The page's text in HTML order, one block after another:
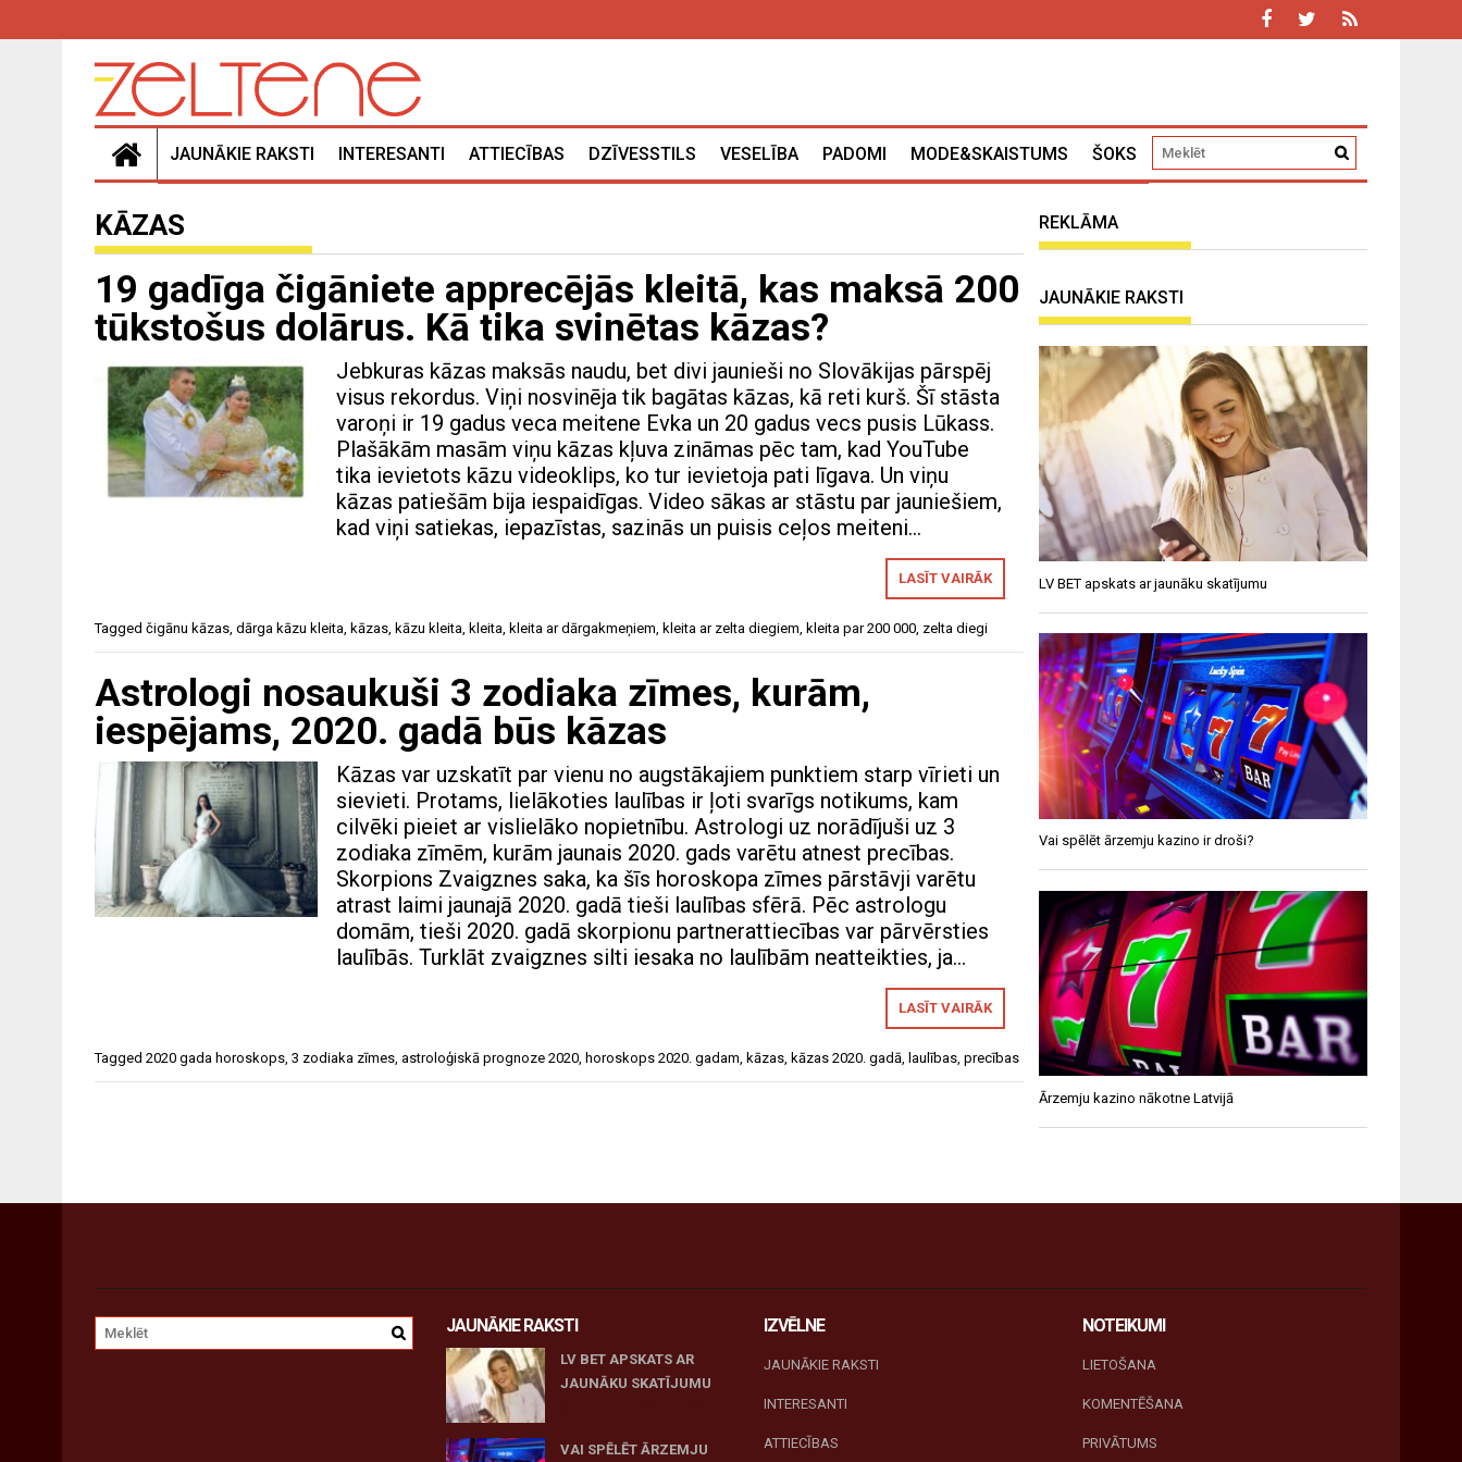
JAUNĀKIE RAKSTI INTERESANTI ATTIECĪBAS DZĪVESSTILS VESELĪBA PADOMI MODE&SKAISTUMS ŠOKS
KĀZAS
19 gadīga čigāniete apprecējās kleitā, kas maksā 200
tūkstošus dolārus. Kā tika svinētas kāzas?
Jebkuras kāzas maksās naudu, bet divi jaunieši no Slovākijas pārspēj
visus rekordus. Viņi nosvinēja tik bagātas kāzas, kā reti kurš. Šī stāsta
varoņi ir 19 gadus veca meitene Evka un 20 gadus vecs pusis Lūkass.
Plašākām masām viņu kāzas kļuva zināmas pēc tam, kad YouTube
tika ievietots kāzu videoklips, ko tur ievietoja pati līgava. Un viņu
kāzas patiešām bija iespaidīgas. Video sākas ar stāstu par jauniešiem,
kad viņi satiekas, iepazīstas, sazinās un puisis ceļos meiteni…
LASĪT VAIRĀK
Tagged čigānu kāzas, dārga kāzu kleita, kāzas, kāzu kleita, kleita, kleita ar dārgakmeņiem, kleita ar zelta diegiem, kleita par 200 000, zelta diegi
Astrologi nosaukuši 3 zodiaka zīmes, kurām,
iespējams, 2020. gadā būs kāzas
Kāzas var uzskatīt par vienu no augstākajiem punktiem starp vīrieti un
sievieti. Protams, lielākoties laulības ir ļoti svarīgs notikums, kam
cilvēki pieiet ar vislielāko nopietnību. Astrologi uz norādījuši uz 3
zodiaka zīmēm, kurām jaunais 2020. gads varētu atnest precības.
Skorpions Zvaigznes saka, ka šīs horoskopa zīmes pārstāvji varētu
atrast laimi jaunajā 2020. gadā tieši laulības sfērā. Pēc astrologu
domām, tieši 2020. gadā skorpionu partnerattiecības var pārvērsties
laulībās. Turklāt zvaigznes silti iesaka no laulībām neatteikties, ja…
LASĪT VAIRĀK
Tagged 2020 gada horoskops 3 zodiaka zīmes astroloģiskā prognoze 2020 horoskops 2020. gadam kāzas kāzas 2020. gadā laulības precības
REKLĀMA
JAUNĀKIE RAKSTI
LV BET apskats ar jaunāku skatījumu
Vai spēlēt ārzemju kazino ir droši?
Ārzemju kazino nākotne Latvijā
JAUNĀKIE RAKSTI
LV BET APSKATS AR
JAUNĀKU SKATĪJUMU
VAI SPĒLĒT ĀRZEMJU
IZVĒLNE
JAUNĀKIE RAKSTI
INTERESANTI
ATTIECĪBAS
NOTEIKUMI
LIETOŠANA
KOMENTĒŠANA
PRIVĀTUMS